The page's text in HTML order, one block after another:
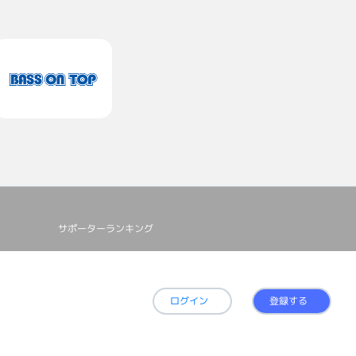
サポーターランキング
ログイン 登録する